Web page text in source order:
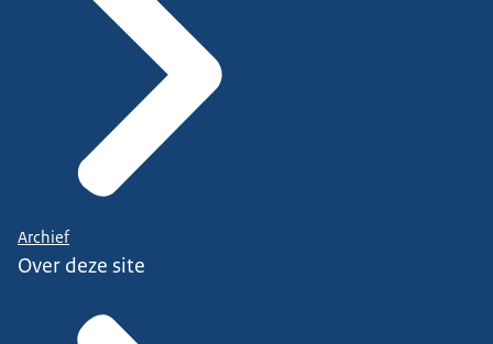
Archief
Over deze site